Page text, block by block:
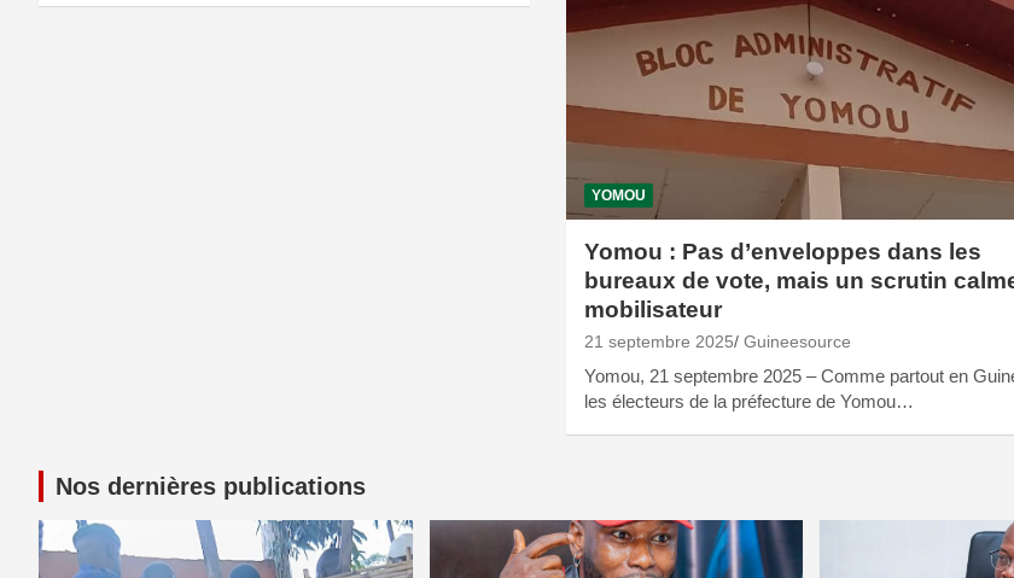
YOMOU
Yomou : Pas d’enveloppes dans les
bureaux de vote, mais un scrutin
mobilisateur
21 septembre 2025 Guineesource
Yomou, 21 septembre 2025 – Comme partout en
les électeurs de la préfecture de Yomou…
Nos dernières publications